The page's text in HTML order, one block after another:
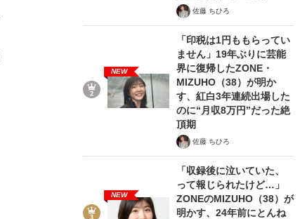
佐藤 ちひろ
NEW
「印税は1円ももらってい
ません」19年ぶりに芸能
界に復帰したZONE・
MIZUHO（38）が明か
す、紅白3年連続出場した
のに“月収8万円”だった絶
頂期
佐藤 ちひろ
NEW
「収録後に泣いていた、
って報じられたけど…」
ZONEのMIZUHO（38）が
明かす、24年前にとんね